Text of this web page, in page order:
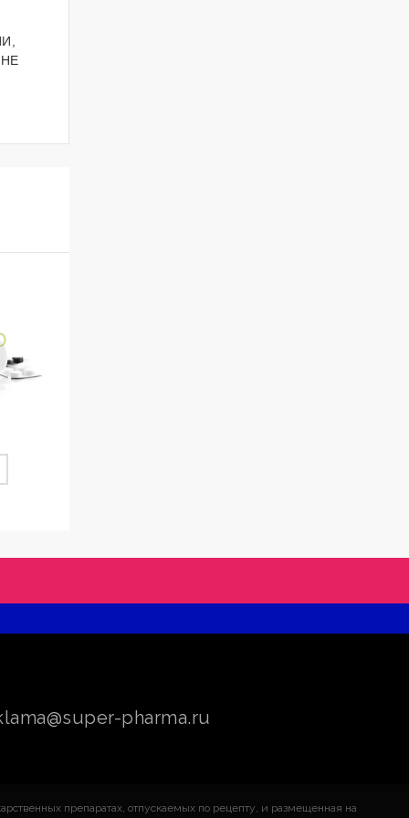
pharma.ru
препаратах, отпускаемых по рецепту, и размещенная на